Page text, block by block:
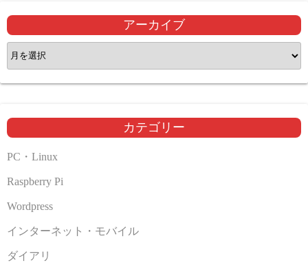
アーカイブ
ア
ー
カ
ブ
カテゴリー
PC・Linux
Raspberry Pi
Wordpress
インターネット・モバイル
ダイアリ